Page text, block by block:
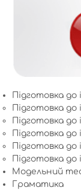
Підготовка
Підготовка до
Підготовка до
Підготовка до
Підготовка до
Підготовка до
Модельний
Граматика